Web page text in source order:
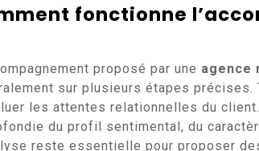
fonctionne
proposé par une agence
sur plusieurs étapes précises.
les attentes relationnelles du
du profil sentimental, du
reste essentielle pour proposer